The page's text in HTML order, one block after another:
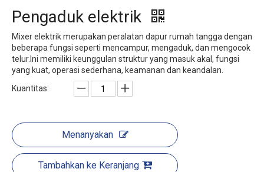
Pengaduk elektrik
Mixer elektrik merupakan peralatan dapur rumah tangga dengan
beberapa fungsi seperti mencampur, mengaduk, dan mengocok
telur.Ini memiliki keunggulan struktur yang masuk akal, fungsi
yang kuat, operasi sederhana, keamanan dan keandalan.
Kuantitas:
Menanyakan
Tambahkan ke Keranjang